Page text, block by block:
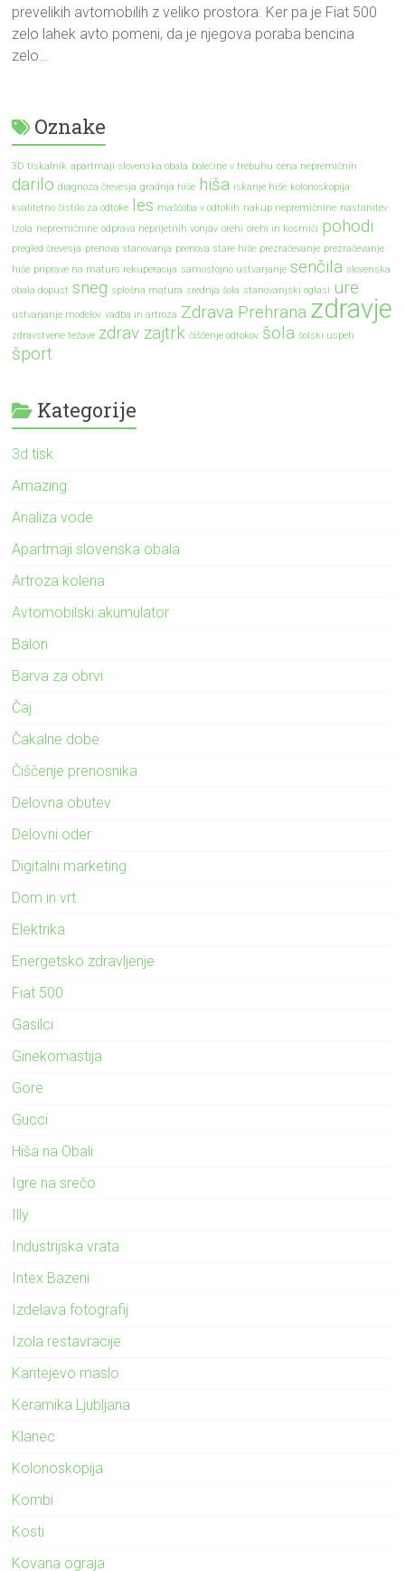
prevelikih avtomobilih z veliko prostora. Ker pa je Fiat 500
zelo lahek avto pomeni, da je njegova poraba bencina
zelo…
Oznake
3D tiskalnik apartmaji slovenska obala bolečine v trebuhu cena nepremičnin
darilo diagnoza črevesja gradnja hiše hiša iskanje hiše kolonoskopija
kvalitetno čistilo za odtoke les maščoba v odtokih nakup nepremičnine nastanitev
Izola nepremičnine odprava neprijetnih vonjav orehi orehi in kosmiči pohodi
pregled črevesja prenova stanovanja prenova stare hiše prezračevanje prezračevanje
hiše priprave na maturo rekuperacija samostojno ustvarjanje senčila slovenska
obala dopust sneg splošna matura srednja šola stanovanjski oglasi ure
ustvarjanje modelov vadba in artroza Zdrava Prehrana zdravje
zdravstvene težave zdrav zajtrk čiščenje odtokov šola šolski uspeh
šport
Kategorije
3d tisk
Amazing
Analiza vode
Apartmaji slovenska obala
Artroza kolena
Avtomobilski akumulator
Balon
Barva za obrvi
Čaj
Čakalne dobe
Čiščenje prenosnika
Delovna obutev
Delovni oder
Digitalni marketing
Dom in vrt
Elektrika
Energetsko zdravljenje
Fiat 500
Gasilci
Ginekomastija
Gore
Gucci
Hiša na Obali
Igre na srečo
Illy
Industrijska vrata
Intex Bazeni
Izdelava fotografij
Izola restavracije
Karitejevo maslo
Keramika Ljubljana
Klanec
Kolonoskopija
Kombi
Kosti
Kovana ograja